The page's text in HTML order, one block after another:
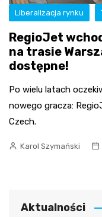
Liberalizacja rynku
RegioJet
na trasie
dostępne!
Po wielu latach
nowego gracza:
Czech.
Karol Szymański
Aktualności